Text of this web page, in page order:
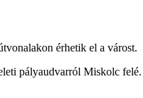
érhetik el a várost.
pályaudvarról Miskolc felé.